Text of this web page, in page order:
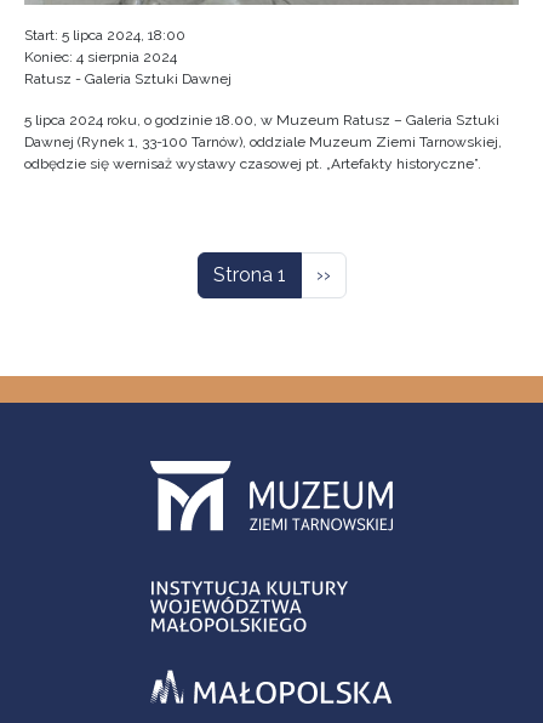
Start: 5 lipca 2024, 18:00
Koniec: 4 sierpnia 2024
Ratusz - Galeria Sztuki Dawnej
5 lipca 2024 roku, o godzinie 18.00, w Muzeum Ratusz – Galeria Sztuki
Dawnej (Rynek 1, 33-100 Tarnów), oddziale Muzeum Ziemi Tarnowskiej,
odbędzie się wernisaż wystawy czasowej pt. „Artefakty historyczne”.
Strona 1 Następna strona
››